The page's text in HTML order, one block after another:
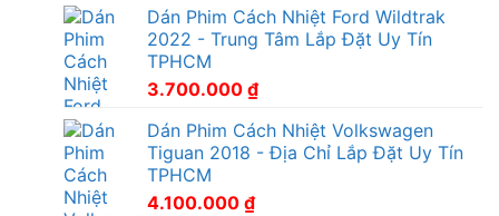
Dán Phim Cách Nhiệt Ford Wildtrak
2022 - Trung Tâm Lắp Đặt Uy Tín
TPHCM
3.700.000 ₫
Dán Phim Cách Nhiệt Volkswagen
Tiguan 2018 - Địa Chỉ Lắp Đặt Uy Tín
TPHCM
4.100.000 ₫